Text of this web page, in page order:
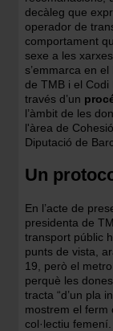
decàleg que
operador de
comportament
sexe a les
s’emmarca en
de TMB i el Codi
través d’un
l’àmbit de les
l'àrea de
Diputació de
Un
En l’acte de
presidenta de
transport públic
punts de vista,
19, però el
perquè les
tracta “d’un pla
mostrem el ferm
col·lectiu